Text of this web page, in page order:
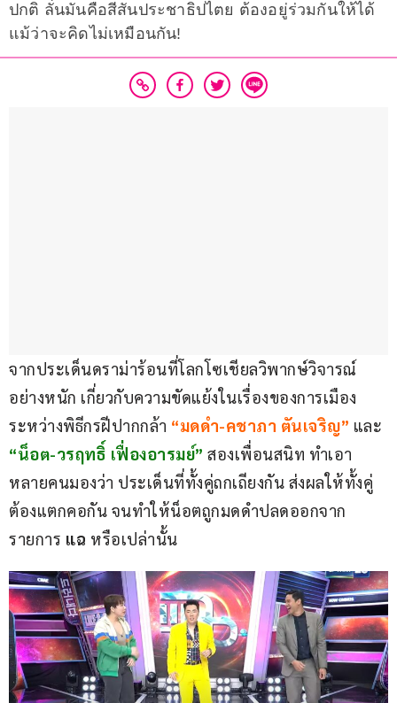
ปกติ ลั่นมันคือสีสันประชาธิปไตย ต้องอยู่ร่วมกันให้ได้
แม้ว่าจะคิดไม่เหมือนกัน!
จากประเด็นดราม่าร้อนที่โลกโซเชียลวิพากษ์วิจารณ์
อย่างหนัก เกี่ยวกับความขัดแย้งในเรื่องของการเมือง
ระหว่างพิธีกรฝีปากกล้า “มดดำ-คชาภา ตันเจริญ” และ
“น็อต-วรฤทธิ์ เฟื่องอารมย์” สองเพื่อนสนิท ทำเอา
หลายคนมองว่า ประเด็นที่ทั้งคู่ถกเถียงกัน ส่งผลให้ทั้งคู่
ต้องแตกคอกัน จนทำให้น็อตถูกมดดำปลดออกจาก
รายการ แฉ หรือเปล่านั้น